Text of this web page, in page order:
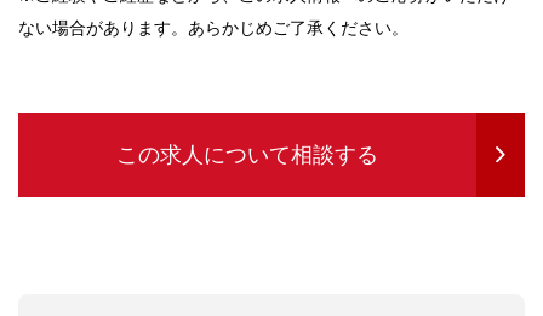
ない場合があります。あらかじめご了承ください。
この求人について相談する